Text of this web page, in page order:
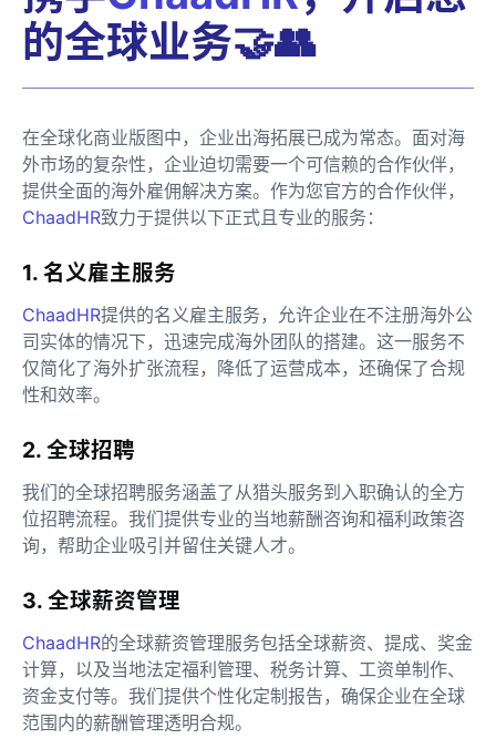
的全球业务🤝👥
在全球化商业版图中，企业出海拓展已成为常态。面对海
外市场的复杂性，企业迫切需要一个可信赖的合作伙伴，
提供全面的海外雇佣解决方案。作为您官方的合作伙伴，
ChaadHR致力于提供以下正式且专业的服务：
1. 名义雇主服务
ChaadHR提供的名义雇主服务，允许企业在不注册海外公
司实体的情况下，迅速完成海外团队的搭建。这一服务不
仅简化了海外扩张流程，降低了运营成本，还确保了合规
性和效率。
2. 全球招聘
我们的全球招聘服务涵盖了从猎头服务到入职确认的全方
位招聘流程。我们提供专业的当地薪酬咨询和福利政策咨
询，帮助企业吸引并留住关键人才。
3. 全球薪资管理
ChaadHR的全球薪资管理服务包括全球薪资、提成、奖金
计算，以及当地法定福利管理、税务计算、工资单制作、
资金支付等。我们提供个性化定制报告，确保企业在全球
范围内的薪酬管理透明合规。